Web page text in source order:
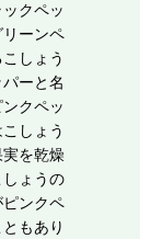
クペッ
ーンペ
しょう
ーと名
クペッ
しょう
を乾燥
ょうの
ンクペ
もあり